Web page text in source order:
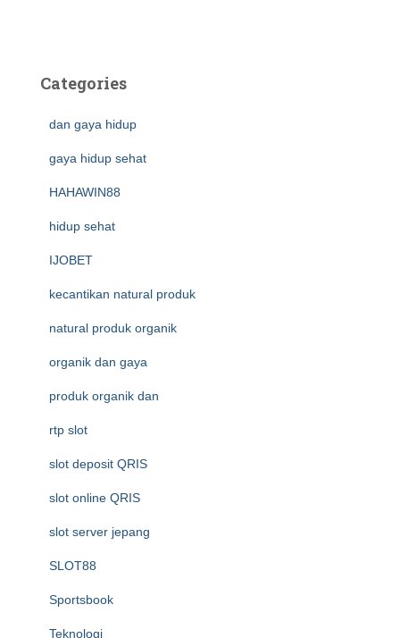
Categories
dan gaya hidup
gaya hidup sehat
HAHAWIN88
hidup sehat
IJOBET
kecantikan natural produk
natural produk organik
organik dan gaya
produk organik dan
rtp slot
slot deposit QRIS
slot online QRIS
slot server jepang
SLOT88
Sportsbook
Teknologi